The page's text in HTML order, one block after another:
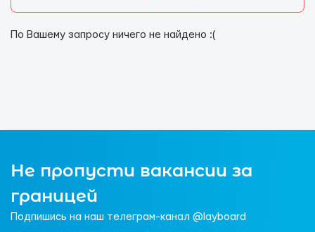
По Вашему запросу ничего не найдено :(
Не пропусти вакансии за
границей
Подпишись на наш телеграм-канал @layboard